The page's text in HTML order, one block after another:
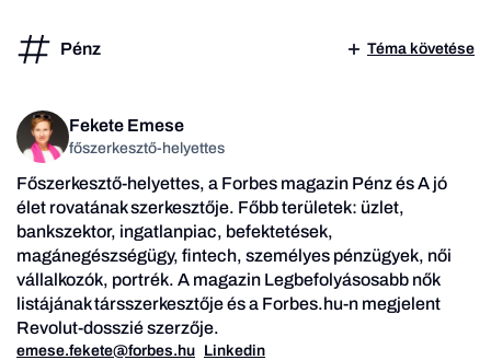
Pénz Téma követése
Fekete Emese
főszerkesztő-helyettes
Főszerkesztő-helyettes, a Forbes magazin Pénz és A jó
élet rovatának szerkesztője. Főbb területek: üzlet,
bankszektor, ingatlanpiac, befektetések,
magánegészségügy, fintech, személyes pénzügyek, női
vállalkozók, portrék. A magazin Legbefolyásosabb nők
listájának társszerkesztője és a Forbes.hu-n megjelent
Revolut-dosszié szerzője.
emese.fekete@forbes.hu Linkedin